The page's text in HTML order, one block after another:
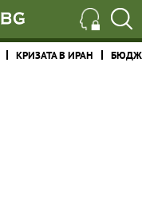
КРИЗАТА В ИРАН